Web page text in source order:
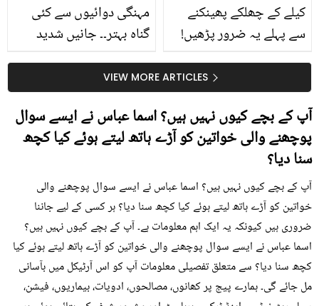
مہنگی دوائیوں سے کئی
گناہ بہتر۔۔ جانیں شدید
گرمی کے موسم میں آڑو
کیوں کھانا چاہیے؟
کیلے کے چھلکے پھینکنے
سے پہلے یہ ضرور پڑھیں!
جلد کے 3 بڑے مسائل کا
سستا اور قدرتی حلVIEW MORE ARTICLES
آپ کے بچے کیوں نہیں ہیں؟ اسما عباس نے ایسے سوال
پوچھنے والی خواتین کو آڑے ہاتھ لیتے ہوئے کیا کچھ
سنا دیا؟
آپ کے بچے کیوں نہیں ہیں؟ اسما عباس نے ایسے سوال پوچھنے والی
خواتین کو آڑے ہاتھ لیتے ہوئے کیا کچھ سنا دیا؟ ہر کسی کے لیے جاننا
ضروری ہیں کیونکہ یہ ایک اہم معلومات ہے۔ آپ کے بچے کیوں نہیں ہیں؟
اسما عباس نے ایسے سوال پوچھنے والی خواتین کو آڑے ہاتھ لیتے ہوئے کیا
کچھ سنا دیا؟ سے متعلق تفصیلی معلومات آپ کو اس آرٹیکل میں بآسانی
مل جائے گی۔ ہمارے پیج پر کھانوں، مصالحوں، ادویات، بیماریوں، فیشن،